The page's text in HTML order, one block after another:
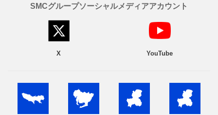
SMCグループソーシャルメディアアカウント
X YouTube